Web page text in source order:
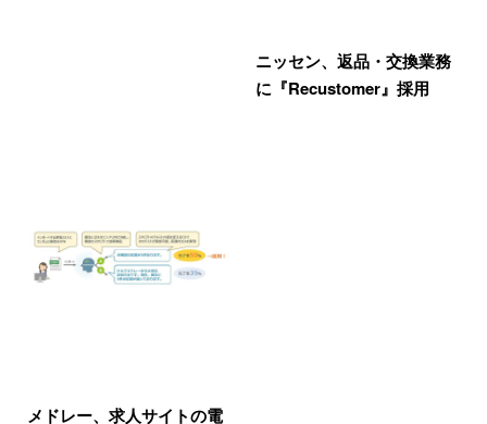
ニッセン、返品・交換業務
に『Recustomer』採用
メドレー、求人サイトの電